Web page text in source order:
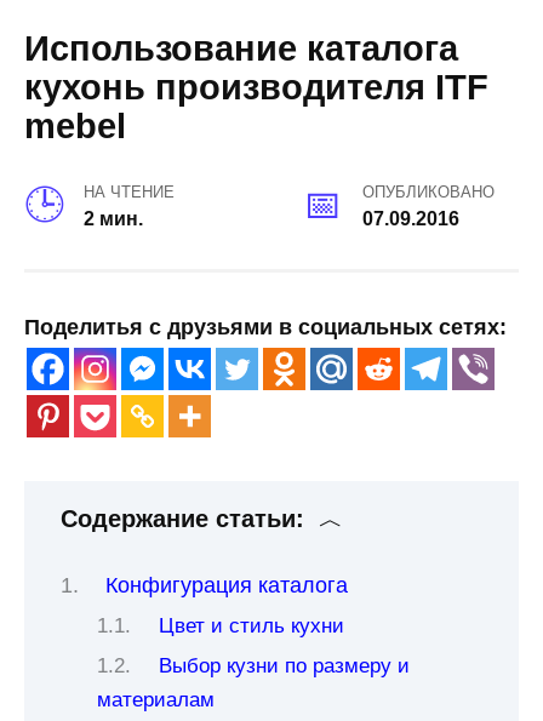
Использование каталога
кухонь производителя ITF
mebel
НА ЧТЕНИЕ
2 мин.
ОПУБЛИКОВАНО
07.09.2016
Поделитья с друзьями в социальных сетях:
Содержание статьи:
Конфигурация каталога
Цвет и стиль кухни
Выбор кузни по размеру и
материалам